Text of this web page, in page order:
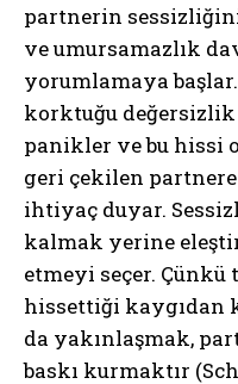
partnerin
ve umursamazlık
yorumlamaya
korktuğu değersizlik
panikler ve bu hissi
geri çekilen
ihtiyaç duyar.
kalmak yerine
etmeyi seçer.
hissettiği kaygıdan
da yakınlaşmak,
baskı kurmaktır